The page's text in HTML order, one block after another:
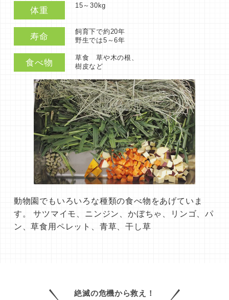
体重 15～30kg
寿命
飼育下で約20年
野生では5～6年
食べ物
草食 草や木の根、
樹皮など
動物園でもいろいろな種類の食べ物をあげていま
す。 サツマイモ、ニンジン、かぼちゃ、リンゴ、パ
ン、草食用ペレット、青草、干し草
絶滅の危機から救え！